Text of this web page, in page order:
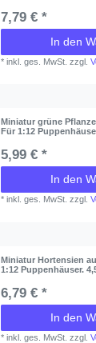
7,79 € *
In den
*inkl. ges. MwSt. zzgl.
Miniatur grüne
Für 1:12
5,99 € *
In den
*inkl. ges. MwSt. zzgl.
Miniatur Hortensien
1:12 Puppenhäuser.
6,79 € *
In den
*inkl. ges. MwSt. zzgl.